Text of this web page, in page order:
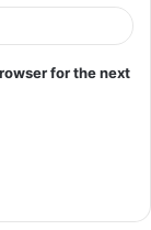
for the next